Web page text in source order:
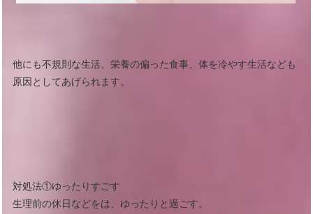
他にも不規則な生活、栄養の偏った食事、体を冷やす生活なども
原因としてあげられます。
対処法①ゆったりすごす
生理前の休日などをは、ゆったりと過ごす。